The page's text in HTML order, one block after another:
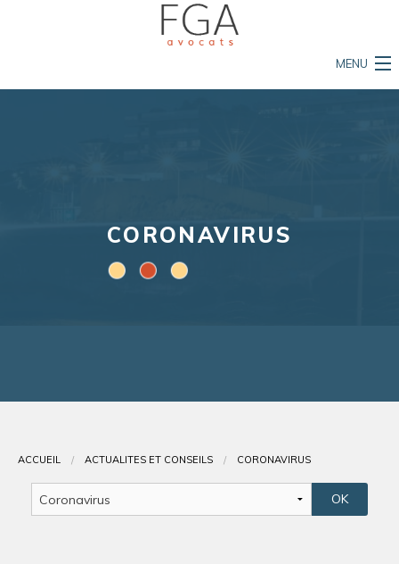
MENU
CORONAVIRUS
ACCUEIL ACTUALITÉS ET CONSEILS CORONAVIRUS